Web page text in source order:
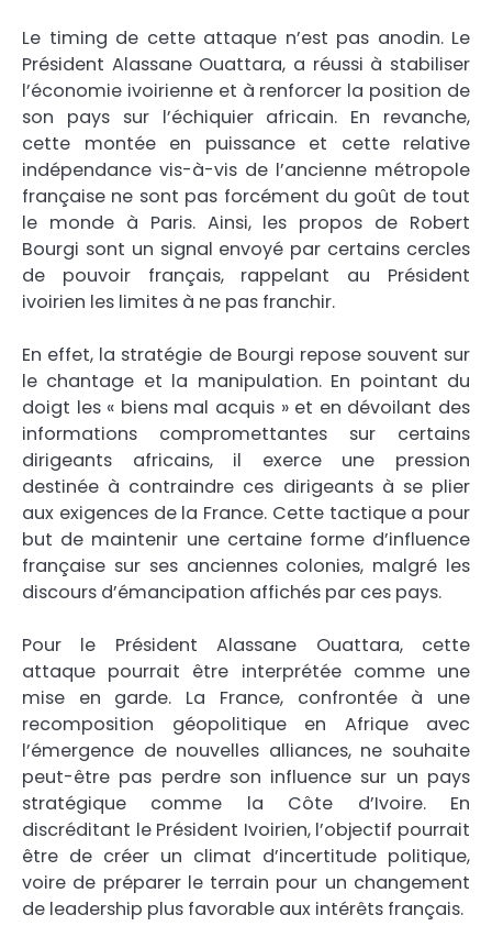
Le timing de cette attaque n’est pas anodin. Le
Président Alassane Ouattara, a réussi à stabiliser
l’économie ivoirienne et à renforcer la position de
son pays sur l’échiquier africain. En revanche,
cette montée en puissance et cette relative
indépendance vis-à-vis de l’ancienne métropole
française ne sont pas forcément du goût de tout
le monde à Paris. Ainsi, les propos de Robert
Bourgi sont un signal envoyé par certains cercles
de pouvoir français, rappelant au Président
ivoirien les limites à ne pas franchir.
En effet, la stratégie de Bourgi repose souvent sur
le chantage et la manipulation. En pointant du
doigt les « biens mal acquis » et en dévoilant des
informations compromettantes sur certains
dirigeants africains, il exerce une pression
destinée à contraindre ces dirigeants à se plier
aux exigences de la France. Cette tactique a pour
but de maintenir une certaine forme d’influence
française sur ses anciennes colonies, malgré les
discours d’émancipation affichés par ces pays.
Pour le Président Alassane Ouattara, cette
attaque pourrait être interprétée comme une
mise en garde. La France, confrontée à une
recomposition géopolitique en Afrique avec
l’émergence de nouvelles alliances, ne souhaite
peut-être pas perdre son influence sur un pays
stratégique comme la Côte d’Ivoire. En
discréditant le Président Ivoirien, l’objectif pourrait
être de créer un climat d’incertitude politique,
voire de préparer le terrain pour un changement
de leadership plus favorable aux intérêts français.